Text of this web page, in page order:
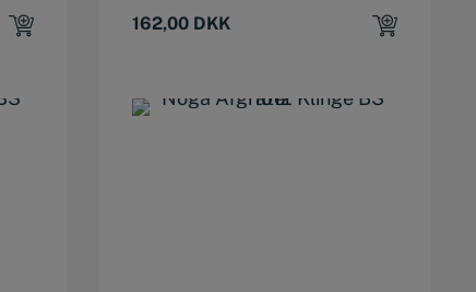
162,00 DKK